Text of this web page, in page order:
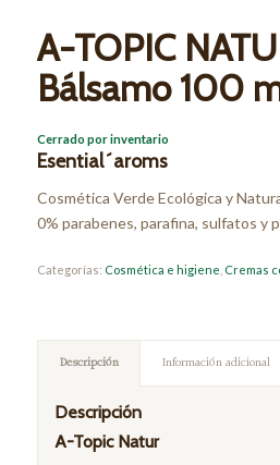
A-TOPIC
Bálsamo 100
Cerrado por inventario
Esential´aroms
Cosmética Verde Ecológica y
0% parabenes, parafina, sulfatos y
Categorías: Cosmética e higiene Cremas
Descripción Información adicional
Descripción
A-Topic Natur